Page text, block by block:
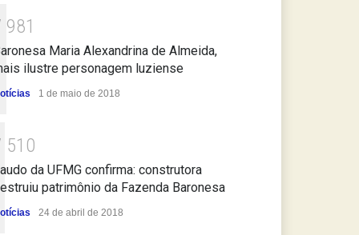
981
Maria Alexandrina de Almeida,
ilustre personagem luziense
1 de maio de 2018
51 0
da UFMG confirma: construtora
patrimônio da Fazenda Baronesa
24 de abril de 2018